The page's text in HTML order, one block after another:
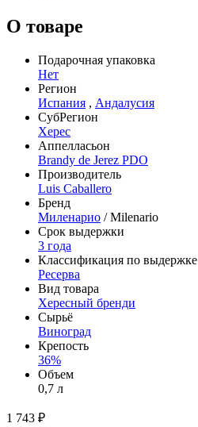
О товаре
Подарочная упаковка
Нет
Регион
Испания , Андалусия
СубРегион
Херес
Аппелласьон
Brandy de Jerez PDO
Производитель
Luis Caballero
Бренд
Миленарио / Milenario
Срок выдержки
3 года
Классификация по выдержке
Ресерва
Вид товара
Хересный бренди
Сырьё
Виноград
Крепость
36%
Объем
0,7 л
1 743 ₽